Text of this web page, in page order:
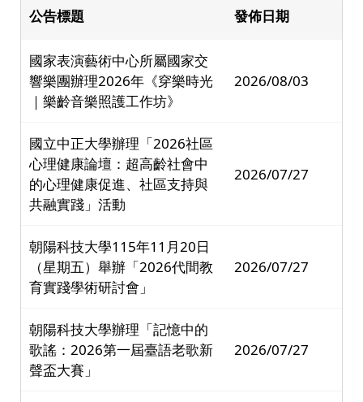
公告標題 發佈日期
國家表演藝術中心所屬國家交
響樂團辦理2026年《穿樂時光
｜樂齡音樂照護工作坊》
2026/08/03
國立中正大學辦理「2026社區
心理健康論壇：超高齡社會中
的心理健康促進、社區支持與
共融實踐」活動
2026/07/27
朝陽科技大學115年11月20日
（星期五）舉辦「2026代間教
育實踐學術研討會」
2026/07/27
朝陽科技大學辦理「記憶中的
歌謠：2026第一屆臺語老歌新
聲盃大賽」
2026/07/27